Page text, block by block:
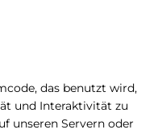
das benutzt wird,
und Interaktivität zu
unseren Servern oder